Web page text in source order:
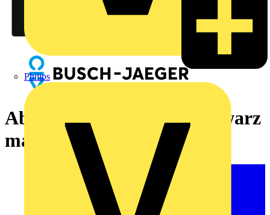
Philips
Abdeckrahmen 3-fach schwarz
matt - Busch-balance® SI